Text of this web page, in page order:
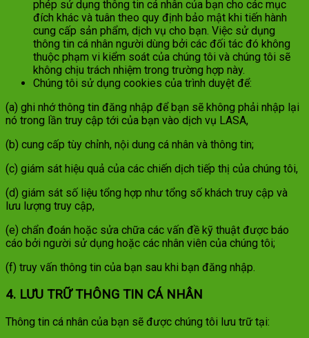
phép sử dụng thông tin cá nhân của bạn cho các mục
đích khác và tuân theo quy định bảo mật khi tiến hành
cung cấp sản phẩm, dịch vụ cho bạn. Việc sử dụng
thông tin cá nhân người dùng bởi các đối tác đó không
thuộc phạm vi kiểm soát của chúng tôi và chúng tôi sẽ
không chịu trách nhiệm trong trường hợp này.
Chúng tôi sử dụng cookies của trình duyệt để:
(a) ghi nhớ thông tin đăng nhập để bạn sẽ không phải nhập lại
nó trong lần truy cập tới của bạn vào dịch vụ LASA,
(b) cung cấp tùy chỉnh, nội dung cá nhân và thông tin;
(c) giám sát hiệu quả của các chiến dịch tiếp thị của chúng tôi,
(d) giám sát số liệu tổng hợp như tổng số khách truy cập và
lưu lượng truy cập,
(e) chẩn đoán hoặc sửa chữa các vấn đề kỹ thuật được báo
cáo bởi người sử dụng hoặc các nhân viên của chúng tôi;
(f) truy vấn thông tin của bạn sau khi bạn đăng nhập.
4. LƯU TRỮ THÔNG TIN CÁ NHÂN
Thông tin cá nhân của bạn sẽ được chúng tôi lưu trữ tại: